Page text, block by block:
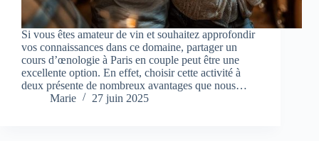
Si vous êtes amateur de vin et souhaitez approfondir
vos connaissances dans ce domaine, partager un
cours d’œnologie à Paris en couple peut être une
excellente option. En effet, choisir cette activité à
deux présente de nombreux avantages que nous…
Marie
27 juin 2025